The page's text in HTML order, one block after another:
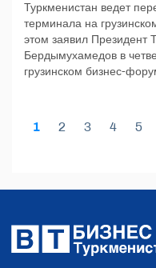
Туркменистан ведет
терминала на
этом заявил Президент
Бердымухамедов в
грузинском бизнес-
1 2 3 4 5